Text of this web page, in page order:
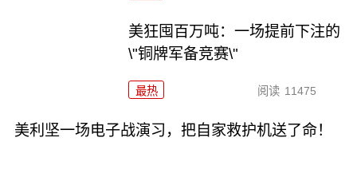
美狂囤百万吨：一场提前下注的
\"铜牌军备竞赛\"
最热 阅读 11475
美利坚一场电子战演习，把自家救护机送了命！